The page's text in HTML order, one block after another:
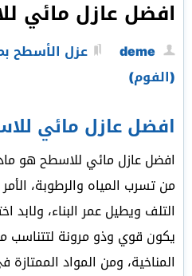
افضل عازل مائي
deme
عزل الأسطح
(الفوم)
افضل عازل مائي
افضل عازل مائي للاسطح هو
من تسرب المياه والرطوبة،
التلف ويطيل عمر البناء، ولابد
يكون قوي وذو مرونة لتتناسب
المناخية، ومن المواد